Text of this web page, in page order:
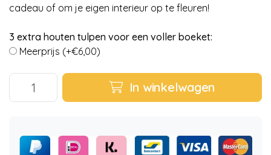
cadeau of om je eigen interieur op te fleuren!
3 extra houten tulpen voor een voller boeket:
Meerprijs (+€6,00)
In winkelwagen